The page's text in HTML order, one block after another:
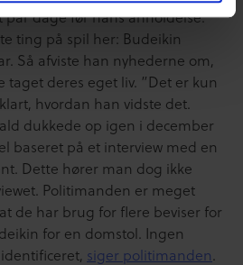
dage før hans anholdelse.
ting på spil her: Budeikin
Så afviste han nyhederne om,
taget deres eget liv. ”Det er kun
hvordan han vidste det.
dukkede op igen i december
baseret på et interview med en
Dette hører man dog ikke
Politimanden er meget
de har brug for flere beviser for
for en domstol. Ingen
siger politimanden.